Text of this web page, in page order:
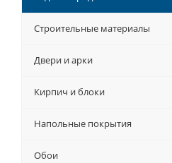
Строительные материалы
Двери и арки
Кирпич и блоки
Напольные покрытия
Обои